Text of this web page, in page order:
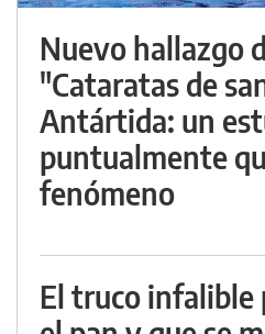
Nuevo hallazgo
"Cataratas de
Antártida: un
puntualmente
fenómeno
El truco infalible